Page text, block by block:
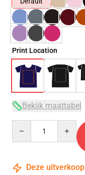
Print Location
Bekijk maattabel
Deze